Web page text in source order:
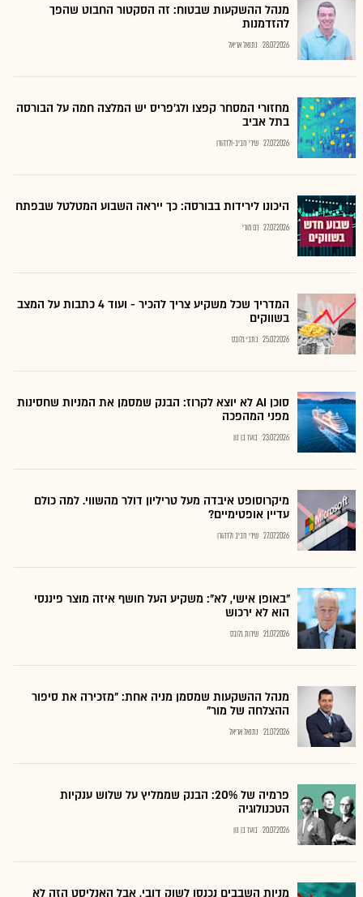
מנהל ההשקעות שבטוח: זה הסקטור החבוט שהפך
להזדמנות
28.07.2026 נתנאל אריאל
מחזורי המסחר קפצו ולג'פריס יש המלצה חמה על הבורסה
בתל אביב
27.07.2026 שירי חביב-ולדהורן
היכונו לירידות בבורסה: כך ייראה השבוע המטלטל שבפתח
27.07.2026 רם מורי
המדריך שכל משקיע צריך להכיר - ועוד 4 כתבות על המצב
בשווקים
25.07.2026 כתבי גלובס
סוכן AI לא יוצא לקרוז: הבנק שמסמן את המניות שחסינות
מפני המהפכה
23.07.2026 בועז בן נון
מיקרוסופט איבדה מעל טריליון דולר מהשווי. למה כולם
עדיין אופטימיים?
27.07.2026 שירי חביב ולדהורן
"באופן אישי, לא": משקיע העל חושף איזה מוצר פיננסי
הוא לא ירכוש
21.07.2026 שירות גלובס
מנהל ההשקעות שמסמן מניה אחת: "מזכירה את סיפור
ההצלחה של מור"
21.07.2026 נתנאל אריאל
פרמיה של 20%: הבנק שממליץ על שלוש ענקיות
הטכנולוגיה
20.07.2026 בועז בן נון
מניות השבבים נכנסו לשוק דובי, אבל האנליסט הזה לא